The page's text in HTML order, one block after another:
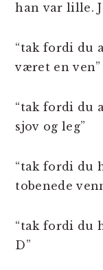
han var lille.
“tak fordi du
været en ven”
“tak fordi du
sjov og leg”
“tak fordi du
tobenede
“tak fordi du
D”